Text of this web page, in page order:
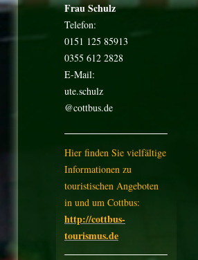
Frau Schulz
Telefon:
0151 125 85913
0355 612 2828
E-Mail:
ute.schulz
@cottbus.de
Hier finden Sie vielfältige
Informationen zu
touristischen Angeboten
in und um Cottbus:
http://cottbus-
tourismus.de